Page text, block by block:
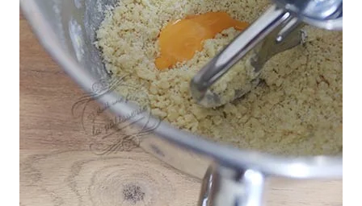
Les 30 outils indispensables
EN PÂTISSERIE